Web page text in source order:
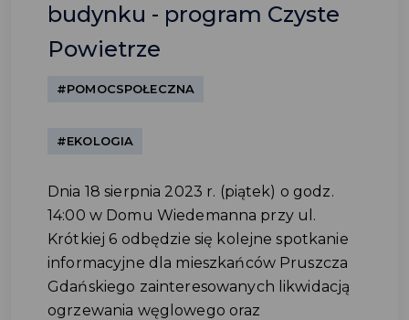
budynku - program Czyste
Powietrze
#POMOCSPOŁECZNA
#EKOLOGIA
Dnia 18 sierpnia 2023 r. (piątek) o godz.
14:00 w Domu Wiedemanna przy ul.
Krótkiej 6 odbędzie się kolejne spotkanie
informacyjne dla mieszkańców Pruszcza
Gdańskiego zainteresowanych likwidacją
ogrzewania węglowego oraz